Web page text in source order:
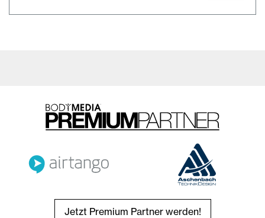
Jetzt Premium Partner werden!